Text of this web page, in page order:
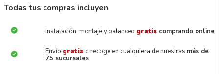
Todas tus compras incluyen:
Instalación, montaje y balanceo gratis comprando online
Envío gratis o recoge en cualquiera de nuestras más de
75 sucursales